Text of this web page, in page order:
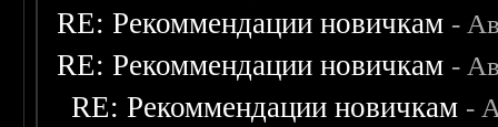
RE: Рекоммендации новичкам -
RE: Рекоммендации новичкам -
RE: Рекоммендации новичкам -